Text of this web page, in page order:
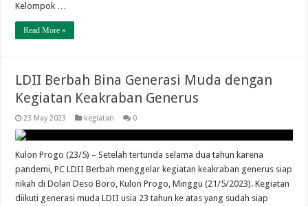
Kelompok …
Read More »
LDII Berbah Bina Generasi Muda dengan
Kegiatan Keakraban Generus
23 May 2023 kegiatan 0
Kulon Progo (23/5) – Setelah tertunda selama dua tahun karena
pandemi, PC LDII Berbah menggelar kegiatan keakraban generus siap
nikah di Dolan Deso Boro, Kulon Progo, Minggu (21/5/2023). Kegiatan
diikuti generasi muda LDII usia 23 tahun ke atas yang sudah siap